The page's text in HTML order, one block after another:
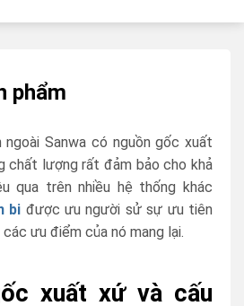
phẩm
Sanwa có nguồn gốc xuất
chất lượng rất đảm bảo cho khả
qua trên nhiều hệ thống khác
bi được ưu người sử sự ưu tiên
ưu điểm của nó mang lại.
xuất xứ và cấu